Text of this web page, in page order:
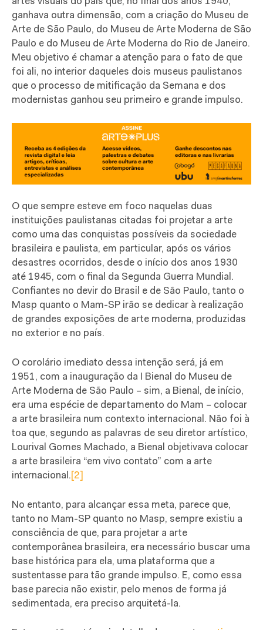
ganhava outra dimensão, com a criação do Museu de
Arte de São Paulo, do Museu de Arte Moderna de São
Paulo e do Museu de Arte Moderna do Rio de Janeiro.
Meu objetivo é chamar a atenção para o fato de que
foi ali, no interior daqueles dois museus paulistanos
que o processo de mitificação da Semana e dos
modernistas ganhou seu primeiro e grande impulso.
O que sempre esteve em foco naquelas duas
instituições paulistanas citadas foi projetar a arte
como uma das conquistas possíveis da sociedade
brasileira e paulista, em particular, após os vários
desastres ocorridos, desde o início dos anos 1930
até 1945, com o final da Segunda Guerra Mundial.
Confiantes no devir do Brasil e de São Paulo, tanto o
Masp quanto o Mam-SP irão se dedicar à realização
de grandes exposições de arte moderna, produzidas
no exterior e no país.
O corolário imediato dessa intenção será, já em
1951, com a inauguração da I Bienal do Museu de
Arte Moderna de São Paulo – sim, a Bienal, de início,
era uma espécie de departamento do Mam – colocar
a arte brasileira num contexto internacional. Não foi à
toa que, segundo as palavras de seu diretor artístico,
Lourival Gomes Machado, a Bienal objetivava colocar
a arte brasileira “em vivo contato” com a arte
internacional. [2]
No entanto, para alcançar essa meta, parece que,
tanto no Mam-SP quanto no Masp, sempre existiu a
consciência de que, para projetar a arte
contemporânea brasileira, era necessário buscar uma
base histórica para ela, uma plataforma que a
sustentasse para tão grande impulso. E, como essa
base parecia não existir, pelo menos de forma já
sedimentada, era preciso arquitetá-la.